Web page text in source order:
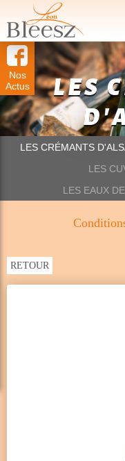
Nos
Actus
LES
LES CRÉMANTS
LES
LES EAUX
RETOUR